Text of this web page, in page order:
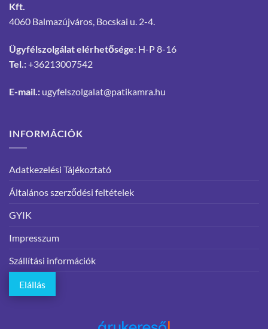
Kft.
4060 Balmazújváros, Bocskai u. 2-4.
Ügyfélszolgálat elérhetősége: H-P 8-16
Tel.:+36213007542
E-mail.: ugyfelszolgalat@patikamra.hu
INFORMÁCIÓK
Adatkezelési Tájékoztató
Általános szerződési feltételek
GYIK
Impresszum
Szállítási információk
Elállás